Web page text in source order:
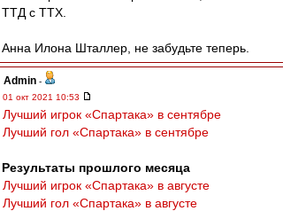
ТТД с ТТХ.
Анна Илона Шталлер, не забудьте теперь.
Admin -
01 окт 2021 10:53
Лучший игрок «Спартака» в сентябре
Лучший гол «Спартака» в сентябре
Результаты прошлого месяца
Лучший игрок «Спартака» в августе
Лучший гол «Спартака» в августе